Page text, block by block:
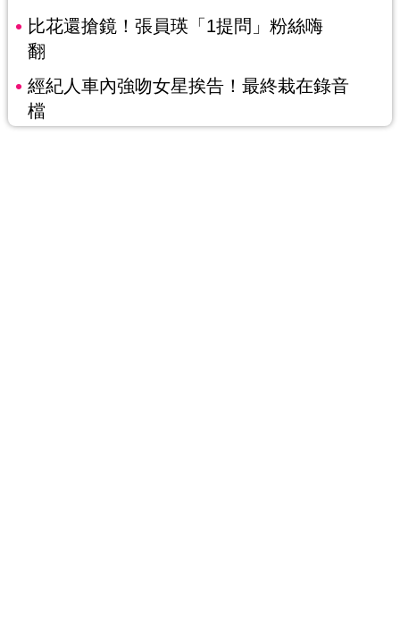
比花還搶鏡！張員瑛「1提問」粉絲嗨
翻
經紀人車內強吻女星挨告！最終栽在錄音
檔